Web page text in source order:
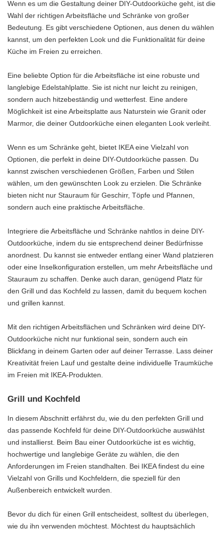
Wenn es um die Gestaltung deiner DIY-Outdoorküche geht, ist die
Wahl der richtigen Arbeitsfläche und Schränke von großer
Bedeutung. Es gibt verschiedene Optionen, aus denen du wählen
kannst, um den perfekten Look und die Funktionalität für deine
Küche im Freien zu erreichen.
Eine beliebte Option für die Arbeitsfläche ist eine robuste und
langlebige Edelstahlplatte. Sie ist nicht nur leicht zu reinigen,
sondern auch hitzebeständig und wetterfest. Eine andere
Möglichkeit ist eine Arbeitsplatte aus Naturstein wie Granit oder
Marmor, die deiner Outdoorküche einen eleganten Look verleiht.
Wenn es um Schränke geht, bietet IKEA eine Vielzahl von
Optionen, die perfekt in deine DIY-Outdoorküche passen. Du
kannst zwischen verschiedenen Größen, Farben und Stilen
wählen, um den gewünschten Look zu erzielen. Die Schränke
bieten nicht nur Stauraum für Geschirr, Töpfe und Pfannen,
sondern auch eine praktische Arbeitsfläche.
Integriere die Arbeitsfläche und Schränke nahtlos in deine DIY-
Outdoorküche, indem du sie entsprechend deiner Bedürfnisse
anordnest. Du kannst sie entweder entlang einer Wand platzieren
oder eine Inselkonfiguration erstellen, um mehr Arbeitsfläche und
Stauraum zu schaffen. Denke auch daran, genügend Platz für
den Grill und das Kochfeld zu lassen, damit du bequem kochen
und grillen kannst.
Mit den richtigen Arbeitsflächen und Schränken wird deine DIY-
Outdoorküche nicht nur funktional sein, sondern auch ein
Blickfang in deinem Garten oder auf deiner Terrasse. Lass deiner
Kreativität freien Lauf und gestalte deine individuelle Traumküche
im Freien mit IKEA-Produkten.
Grill und Kochfeld
In diesem Abschnitt erfährst du, wie du den perfekten Grill und
das passende Kochfeld für deine DIY-Outdoorküche auswählst
und installierst. Beim Bau einer Outdoorküche ist es wichtig,
hochwertige und langlebige Geräte zu wählen, die den
Anforderungen im Freien standhalten. Bei IKEA findest du eine
Vielzahl von Grills und Kochfeldern, die speziell für den
Außenbereich entwickelt wurden.
Bevor du dich für einen Grill entscheidest, solltest du überlegen,
wie du ihn verwenden möchtest. Möchtest du hauptsächlich